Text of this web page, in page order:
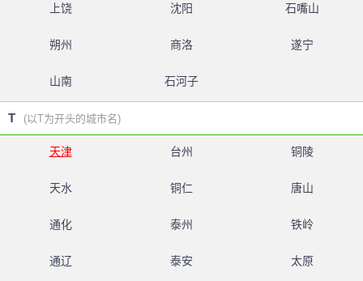
上饶 沈阳 石嘴山
朔州 商洛 遂宁
山南 石河子
T (以T为开头的城市名)
天津 台州 铜陵
天水 铜仁 唐山
通化 泰州 铁岭
通辽 泰安 太原